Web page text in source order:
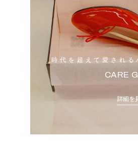
時代を超えて愛され
CARE
詳細を